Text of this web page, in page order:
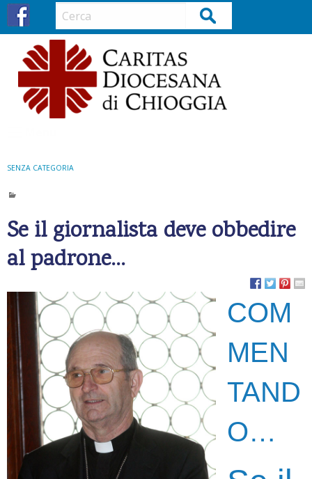
Cerca
SENZA CATEGORIA
Se il giornalista deve obbedire
al padrone…
COM
MEN
TAND
O…